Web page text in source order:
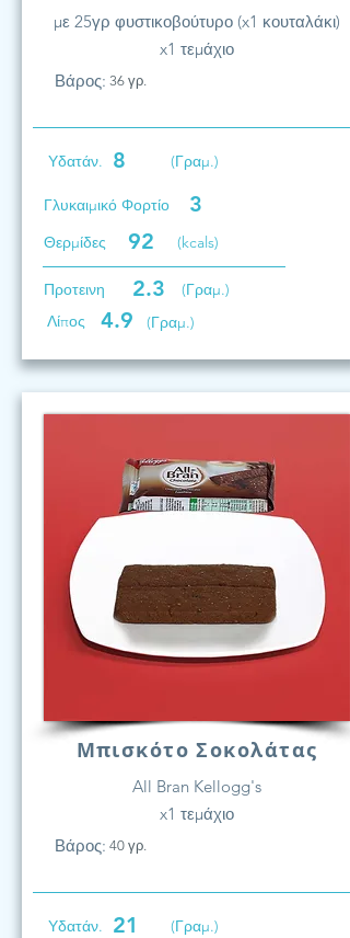
με 25γρ φυστικοβούτυρο (x1 κουταλάκι)
x1 τεμάχιο
Βάρος: 36 γρ.
Υδατάν. 8 (Γραμ.)
Γλυκαιμικό Φορτίο 3
Θερμίδες 92 (kcals)
Προτεινη 2.3
(Γραμ.)
Λίπος
4.9 (Γραμ.)
Μπισκότο Σοκολάτας
All Bran Kellogg's
x1 τεμάχιο
Βάρος: 40 γρ.
Υδατάν. 21 (Γραμ.)